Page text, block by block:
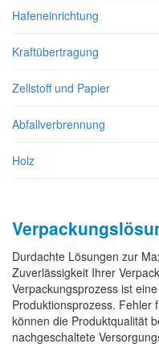
Hafeneinrichtung
Kraftübertragung
Zellstoff und Papier
Abfallverbrennung
Holz
Durdachte Lösungen zur
Zuverlässigkeit Ihrer
Verpackungsprozess ist
Produktionsprozess. Fehler
können die Produktqualität
nachgeschaltete